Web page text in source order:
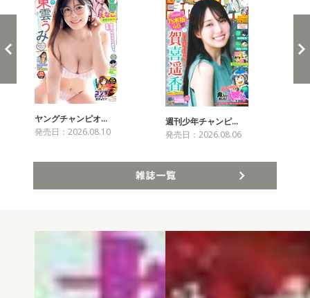
ヤングチャンピオ…
発売日：2026.08.10
週刊少年チャンピ…
発売日：2026.08.06